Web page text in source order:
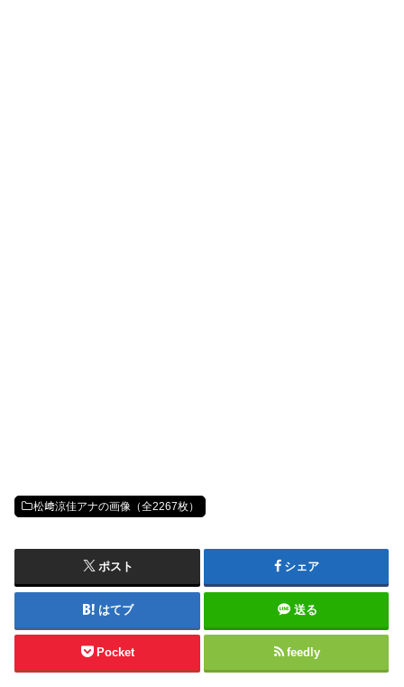
松﨑涼佳アナの画像（全2267枚）
ポスト シェア
はてブ 送る
Pocket feedly